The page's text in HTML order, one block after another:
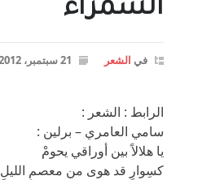
السمراء
في الشعر 21 سبتمبر، 2012
الرابط : الشعر :
سامي العامري – برلين :
يا هلالاً بين أوراقي يحومْ
كسِوارٍ قد هوى من معصمِ الليلِ